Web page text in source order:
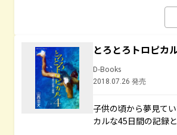
とろとろトロピ
D-Books
2018.07.26 発売
子供の頃から夢見て
カルな45日間の記録と